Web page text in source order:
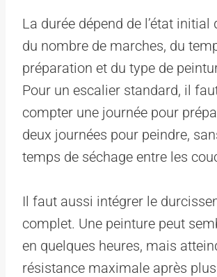
La durée dépend de l’état initial
du nombre de marches, du
préparation et du type de
Pour un escalier standard, il
compter une journée pour
deux journées pour peindre,
temps de séchage entre les
Il faut aussi intégrer le
complet. Une peinture peut
en quelques heures, mais
résistance maximale après